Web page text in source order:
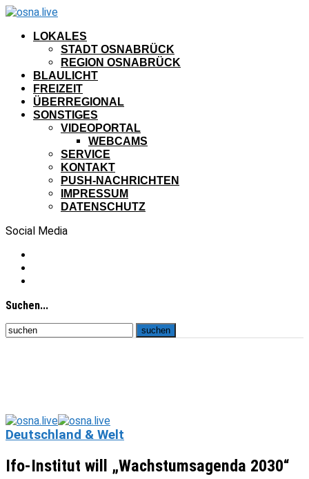
LOKALES
STADT OSNABRÜCK
REGION OSNABRÜCK
BLAULICHT
FREIZEIT
ÜBERREGIONAL
SONSTIGES
VIDEOPORTAL
WEBCAMS
SERVICE
KONTAKT
PUSH-NACHRICHTEN
IMPRESSUM
DATENSCHUTZ
Social Media
Suchen...
Deutschland & Welt
Ifo-Institut will „Wachstumsagenda 2030“